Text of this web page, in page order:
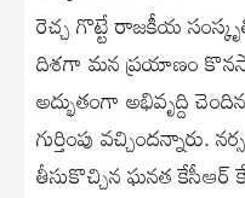
రెచ్చ గొట్టే రాజకీయ
దిశగా మన ప్రయాణం
అద్భుతంగా అభివృద్ది
గుర్తింపు వచ్చిందన్నారు.
తీసుకొచ్చిన ఘనత కేసీఆర్